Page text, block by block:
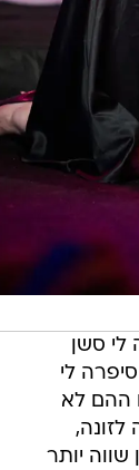
סשן
לי
ההם לא
לזונה,
יותר